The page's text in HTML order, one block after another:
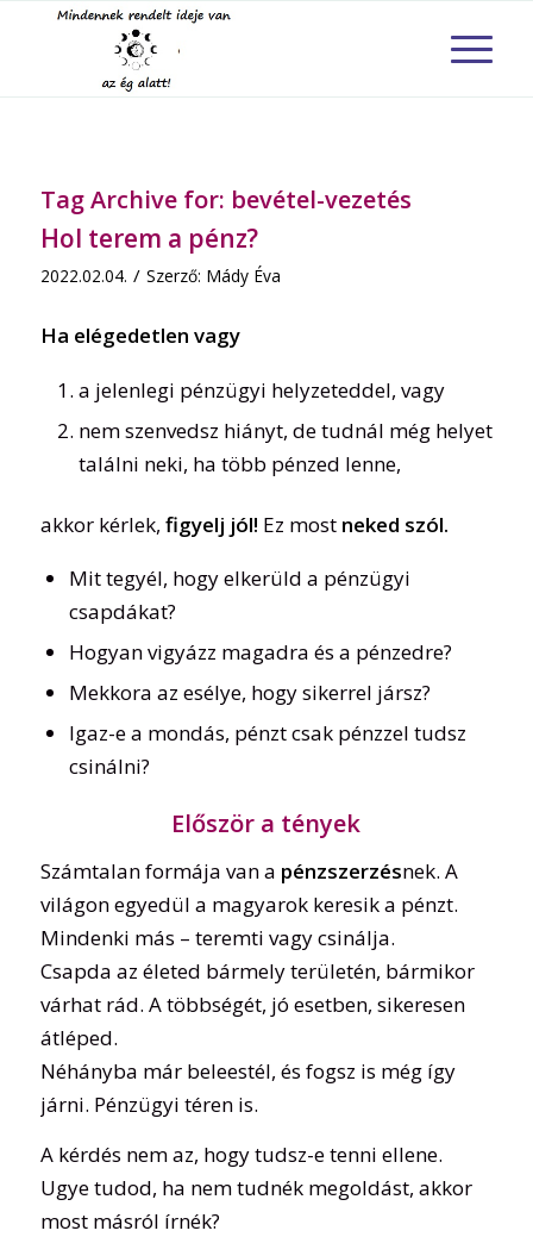
Tag Archive for: bevétel-vezetés
Hol terem a pénz?
2022.02.04. / Szerző: Mády Éva
Ha elégedetlen vagy
a jelenlegi pénzügyi helyzeteddel, vagy
nem szenvedsz hiányt, de tudnál még helyet
találni neki, ha több pénzed lenne,
akkor kérlek, figyelj jól! Ez most neked szól.
Mit tegyél, hogy elkerüld a pénzügyi
csapdákat?
Hogyan vigyázz magadra és a pénzedre?
Mekkora az esélye, hogy sikerrel jársz?
Igaz-e a mondás, pénzt csak pénzzel tudsz
csinálni?
Először a tények
Számtalan formája van a pénzszerzésnek. A
világon egyedül a magyarok keresik a pénzt.
Mindenki más – teremti vagy csinálja.
Csapda az életed bármely területén, bármikor
várhat rád. A többségét, jó esetben, sikeresen
átléped.
Néhányba már beleestél, és fogsz is még így
járni. Pénzügyi téren is.
A kérdés nem az, hogy tudsz-e tenni ellene.
Ugye tudod, ha nem tudnék megoldást, akkor
most másról írnék?